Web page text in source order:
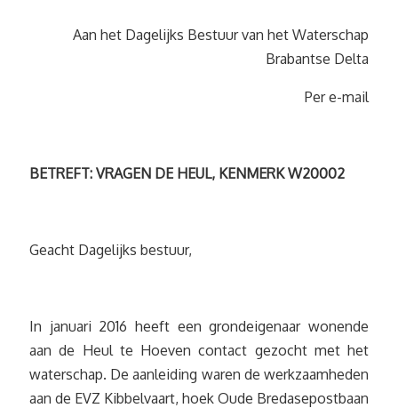
Aan het Dagelijks Bestuur van het Waterschap
Brabantse Delta
Per e-mail
BETREFT: VRAGEN DE HEUL, KENMERK W20002
Geacht Dagelijks bestuur,
In januari 2016 heeft een grondeigenaar wonende
aan de Heul te Hoeven contact gezocht met het
waterschap. De aanleiding waren de werkzaamheden
aan de EVZ Kibbelvaart, hoek Oude Bredasepostbaan